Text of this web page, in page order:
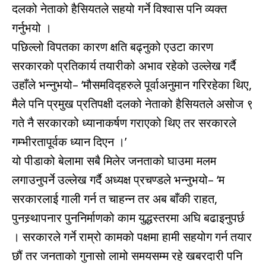
दलको नेताको हैसियतले सहयो गर्ने विश्वास पनि व्यक्त
गर्नुभयो ।
पछिल्लो विपतका कारण क्षति बढ्नुको एउटा कारण
सरकारको प्रतिकार्य तयारीको अभाव रहेको उल्लेख गर्दै
उहाँले भन्नुभयो– ‘मौसमविद्हरुले पूर्वाअनुमान गरिरहेका थिए,
मैले पनि प्रमुख प्रतिपक्षी दलको नेताको हैसियतले असोज ९
गते नै सरकारको ध्यानाकर्षण गराएको थिए तर सरकारले
गम्भीरतापूर्वक ध्यान दिएन ।’
यो पीडाको बेलामा सबै मिलेर जनताको घाउमा मलम
लगाउनुपर्ने उल्लेख गर्दै अध्यक्ष प्रचण्डले भन्नुभयो– ‘म
सरकारलाई गाली गर्न त चाहन्न तर अब बाँकी राहत,
पुनस्र्थापनार पुननिर्माणको काम युद्धस्तरमा अघि बढाइनुपर्छ
। सरकारले गर्ने राम्रो कामको पक्षमा हामी सहयोग गर्न तयार
छौं तर जनताको गुनासो लामो समयसम्म रहे खबरदारी पनि